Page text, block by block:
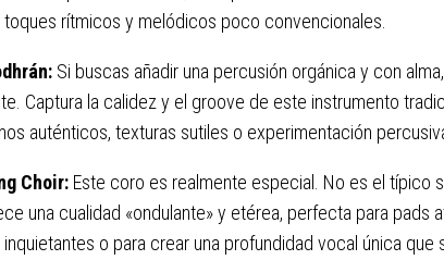
toques rítmicos y melódicos poco convencionales.
Si buscas añadir una percusión orgánica y con
Captura la calidez y el groove de este instrumento
auténticos, texturas sutiles o experimentación
Choir: Este coro es realmente especial. No es el típico
una cualidad «ondulante» y etérea, perfecta para pads
o para crear una profundidad vocal única que